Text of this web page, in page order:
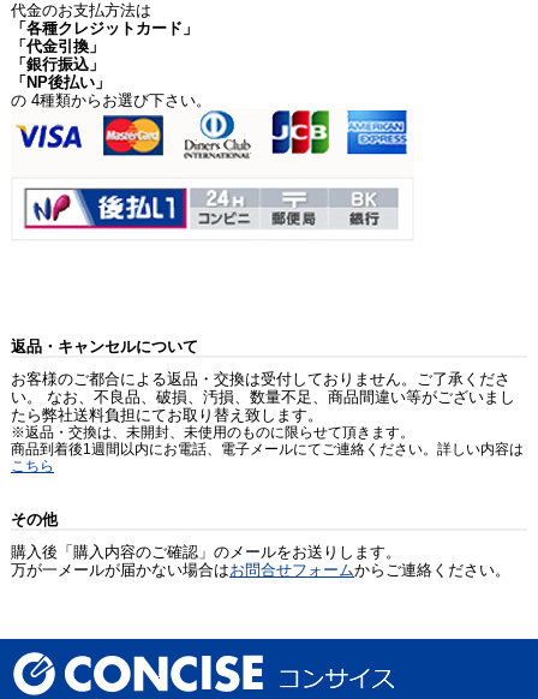
代金のお支払方法は
「各種クレジットカード」
「代金引換」
「銀行振込」
「NP後払い」
の 4種類からお選び下さい。
返品・キャンセルについて
お客様のご都合による返品・交換は受付しておりません。ご了承くださ
い。 なお、不良品、破損、汚損、数量不足、商品間違い等がございまし
たら弊社送料負担にてお取り替え致します。
※返品・交換は、未開封、未使用のものに限らせて頂きます。
商品到着後1週間以内にお電話、電子メールにてご連絡ください。詳しい内容は
こちら
その他
購入後「購入内容のご確認」のメールをお送りします。
万が一メールが届かない場合はお問合せフォームからご連絡ください。